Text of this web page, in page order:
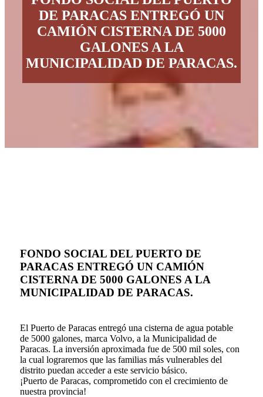
DE PARACAS ENTREGÓ UN
CAMIÓN CISTERNA DE 5000
GALONES A LA
MUNICIPALIDAD DE PARACAS.
FONDO SOCIAL DEL PUERTO DE
PARACAS ENTREGÓ UN CAMIÓN
CISTERNA DE 5000 GALONES A LA
MUNICIPALIDAD DE PARACAS.
El Puerto de Paracas entregó una cisterna de agua potable
de 5000 galones, marca Volvo, a la Municipalidad de
Paracas. La inversión aproximada fue de 500 mil soles, con
la cual lograremos que las familias más vulnerables del
distrito puedan acceder a este servicio básico.
¡Puerto de Paracas, comprometido con el crecimiento de
nuestra provincia!